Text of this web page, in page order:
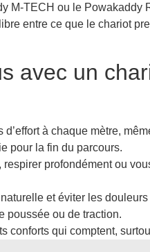
M-TECH ou le
entre ce que le chariot
avec un
à chaque mètre,
pour la fin du parcours.
profondément ou
et éviter les
poussée ou de traction.
conforts qui comptent,